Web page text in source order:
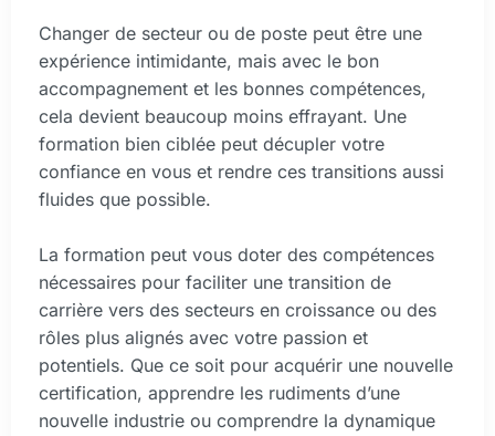
Changer de secteur ou de poste peut être une
expérience intimidante, mais avec le bon
accompagnement et les bonnes compétences,
cela devient beaucoup moins effrayant. Une
formation bien ciblée peut décupler votre
confiance en vous et rendre ces transitions aussi
fluides que possible.
La formation peut vous doter des compétences
nécessaires pour faciliter une transition de
carrière vers des secteurs en croissance ou des
rôles plus alignés avec votre passion et
potentiels. Que ce soit pour acquérir une nouvelle
certification, apprendre les rudiments d’une
nouvelle industrie ou comprendre la dynamique